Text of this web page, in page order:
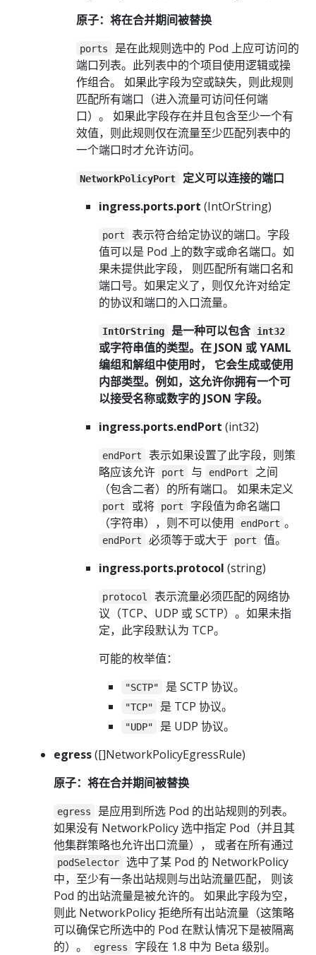
原子：将在合并期间被替换
ports
是在此规则选中的 Pod 上应可访问的
端口列表。此列表中的个项目使用逻辑或操
作组合。 如果此字段为空或缺失，则此规则
匹配所有端口（进入流量可访问任何端
口）。 如果此字段存在并且包含至少一个有
效值，则此规则仅在流量至少匹配列表中的
一个端口时才允许访问。
NetworkPolicyPort
定义可以连接的端口
ingress.ports.port (IntOrString)
port
表示符合给定协议的端口。字段
值可以是 Pod 上的数字或命名端口。如
果未提供此字段， 则匹配所有端口名和
端口号。如果定义了，则仅允许对给定
的协议和端口的入口流量。
IntOrString 是一种可以包含 int32
或字符串值的类型。在 JSON 或 YAML
编组和解组中使用时， 它会生成或使用
内部类型。例如，这允许你拥有一个可
以接受名称或数字的 JSON 字段。
ingress.ports.endPort (int32)
endPort
表示如果设置了此字段，则策
略应该允许
port 与 endPort
之间
（包含二者）的所有端口。 如果未定义
port 或将 port
字段值为命名端口
（字符串），则不可以使用
endPort 。
endPort 必须等于或大于 port
值。
ingress.ports.protocol (string)
protocol
表示流量必须匹配的网络协
议（TCP、UDP 或 SCTP）。如果未指
定，此字段默认为 TCP。
可能的枚举值：
"SCTP" 是 SCTP 协议。
"TCP" 是 TCP 协议。
"UDP"
是 UDP 协议。
egress([]NetworkPolicyEgressRule)
原子：将在合并期间被替换
egress
是应用到所选 Pod 的出站规则的列表。
如果没有 NetworkPolicy 选中指定 Pod（并且其
他集群策略也允许出口流量）， 或者在所有通过
podSelector
选中了某 Pod 的 NetworkPolicy
中，至少有一条出站规则与出站流量匹配， 则该
Pod 的出站流量是被允许的。 如果此字段为空，
则此 NetworkPolicy 拒绝所有出站流量（这策略
可以确保它所选中的 Pod 在默认情况下是被隔离
的）。
egress 字段在 1.8 中为 Beta 级别。